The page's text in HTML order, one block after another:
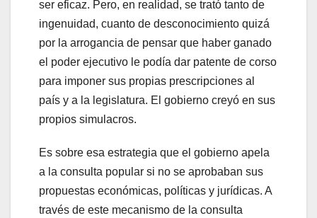
ser eficaz. Pero, en realidad, se trató tanto de
ingenuidad, cuanto de desconocimiento quizá
por la arrogancia de pensar que haber ganado
el poder ejecutivo le podía dar patente de corso
para imponer sus propias prescripciones al
país y a la legislatura. El gobierno creyó en sus
propios simulacros.
Es sobre esa estrategia que el gobierno apela
a la consulta popular si no se aprobaban sus
propuestas económicas, políticas y jurídicas. A
través de este mecanismo de la consulta